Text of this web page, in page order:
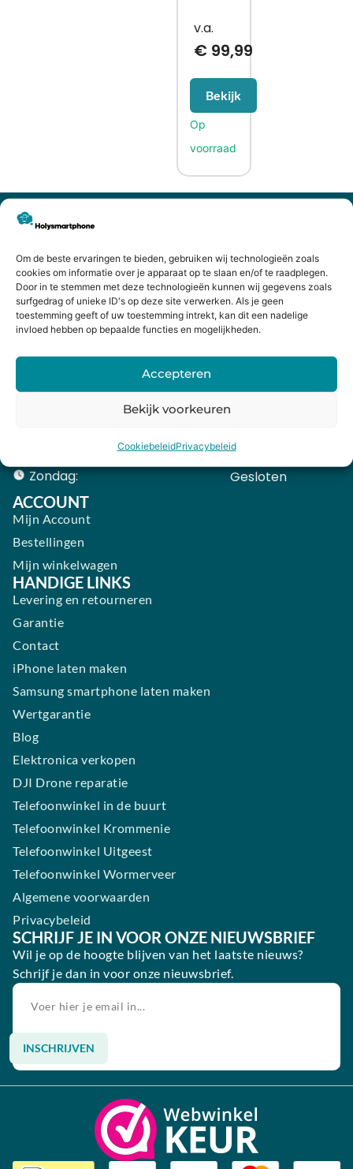
Om de beste ervaringen te bieden, gebruiken wij technologieën zoals
cookies om informatie over je apparaat op te slaan en/of te raadplegen.
Door in te stemmen met deze technologieën kunnen wij gegevens zoals
surfgedrag of unieke ID's op deze site verwerken. Als je geen
toestemming geeft of uw toestemming intrekt, kan dit een nadelige
invloed hebben op bepaalde functies en mogelijkheden.
Accepteren
Bekijk voorkeuren
CookiebeleidPrivacybeleid
€99,99
Bekijk
CONTACTGEGEVENS
Heiligeweg 43A
1561 DE, Krommenie
075 641 5169
info@holysmartphone.nl
Maandag:
11:00 - 18:00
Donderdag:
09:00 - 18:00
09:00 - 17:00
Zondag:
Gesloten ​ ​ ​ ​ ​ ​ ​
ACCOUNT
Mijn Account
Bestellingen
Mijn winkelwagen
HANDIGE LINKS
Levering en retourneren
Garantie
Contact
iPhone laten maken
Samsung smartphone laten maken
Wertgarantie
Blog
Elektronica verkopen
DJI Drone reparatie
Telefoonwinkel in de buurt
Telefoonwinkel Krommenie
Telefoonwinkel Uitgeest
Telefoonwinkel Wormerveer
Algemene voorwaarden
Privacybeleid
SCHRIJF JE IN VOOR ONZE NIEUWSBRIEF
Wil je op de hoogte blijven van het laatste nieuws?
Schrijf je dan in voor onze nieuwsbrief.
INSCHRIJVEN
Alternative: